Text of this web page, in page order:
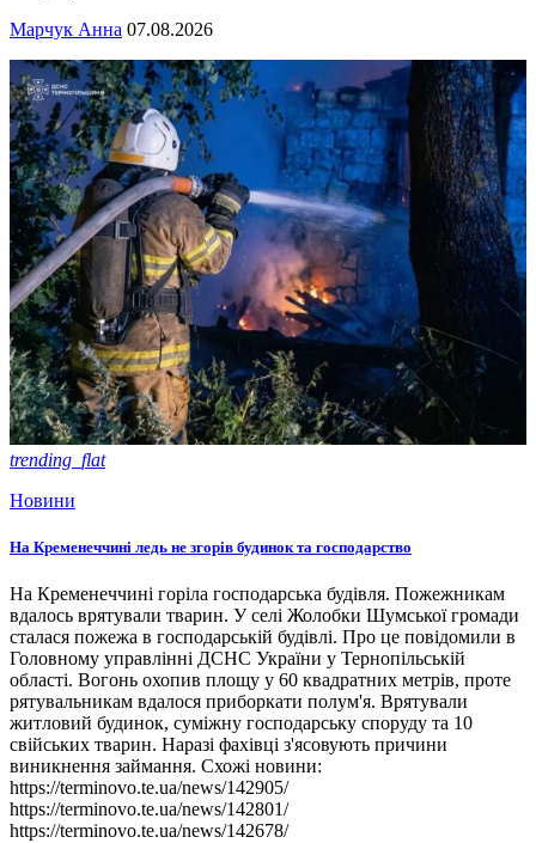
Марчук Анна 07.08.2026
trending_flat
Новини
На Кременеччині ледь не згорів будинок та господарство
На Кременеччині горіла господарська будівля. Пожежникам
вдалось врятували тварин. У селі Жолобки Шумської громади
сталася пожежа в господарській будівлі. Про це повідомили в
Головному управлінні ДСНС України у Тернопільській
області. Вогонь охопив площу у 60 квадратних метрів, проте
рятувальникам вдалося приборкати полум'я. Врятували
житловий будинок, суміжну господарську споруду та 10
свійських тварин. Наразі фахівці з'ясовують причини
виникнення займання. Схожі новини:
https://terminovo.te.ua/news/142905/
https://terminovo.te.ua/news/142801/
https://terminovo.te.ua/news/142678/